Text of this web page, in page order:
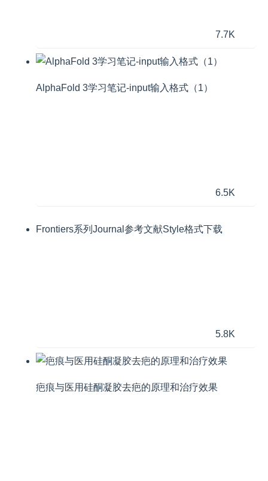
7.7K
AlphaFold 3学习笔记-input输入格式（1）
6.5K
Frontiers系列Journal参考文献Style格式下载
5.8K
疤痕与医用硅酮凝胶去疤的原理和治疗效果